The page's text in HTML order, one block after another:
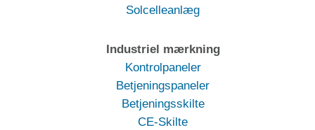
Solcelleanlæg
Industriel mærkning
Kontrolpaneler
Betjeningspaneler
Betjeningsskilte
CE-Skilte